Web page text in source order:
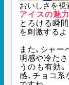
おいしさを視
アイスの魅
とろける瞬
を刺激する
また、シャ
明感や冷た
うのも有効
感、チョコ